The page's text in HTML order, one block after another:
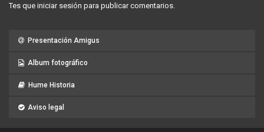
Tes que iniciar sesión para publicar comentarios.
Presentación Amigus
Album fotográfico
Hume Historia
Aviso legal